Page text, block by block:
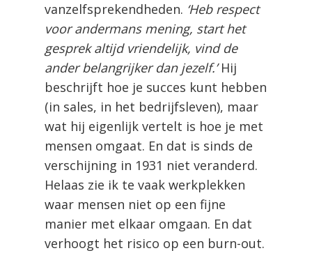
vanzelfsprekendheden. ‘Heb respect
voor andermans mening, start het
gesprek altijd vriendelijk, vind de
ander belangrijker dan jezelf.’Hij
beschrijft hoe je succes kunt hebben
(in sales, in het bedrijfsleven), maar
wat hij eigenlijk vertelt is hoe je met
mensen omgaat. En dat is sinds de
verschijning in 1931 niet veranderd.
Helaas zie ik te vaak werkplekken
waar mensen niet op een fijne
manier met elkaar omgaan. En dat
verhoogt het risico op een burn-out.